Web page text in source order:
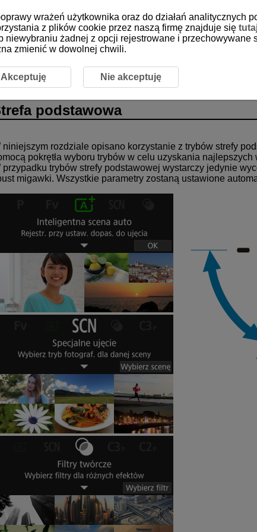
podstawowa
niniejszym rozdziale opisano korzystanie z trybów strefy
pokrętła wyboru trybów w celu uzyskania najlepszych
przypadku trybów strefy podstawowej wystarczy jedynie
migawki. Wszystkie parametry zostaną ustawione
wrażeń użytkownika oraz do działań analitycznych
z plików cookie przez naszą firmę znajduje się
niewybraniu żadnej z opcji rejestrowane i przechowywane
zmienić w dowolnej chwili.
Akceptuję Nie akceptuję